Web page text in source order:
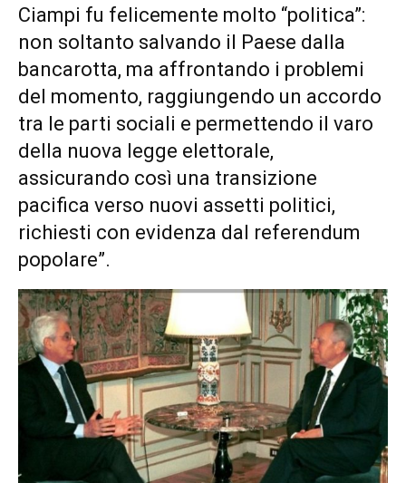
Ciampi fu felicemente molto “politica”:
non soltanto salvando il Paese dalla
bancarotta, ma affrontando i problemi
del momento, raggiungendo un accordo
tra le parti sociali e permettendo il varo
della nuova legge elettorale,
assicurando così una transizione
pacifica verso nuovi assetti politici,
richiesti con evidenza dal referendum
popolare”.